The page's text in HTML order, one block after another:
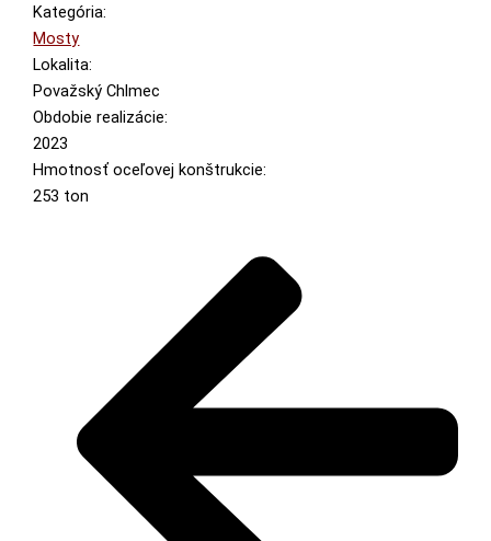
Kategória:
Mosty
Lokalita:
Považský Chlmec
Obdobie realizácie:
2023
Hmotnosť oceľovej konštrukcie:
253 ton